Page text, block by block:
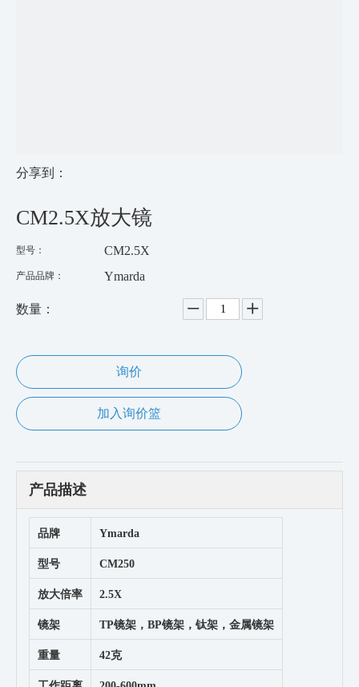
分享到：
CM2.5X放大镜
型号： CM2.5X
产品品牌： Ymarda
数量：
询价
加入询价篮
产品描述
品牌 Ymarda
型号 CM250
放大倍率 2.5X
镜架 TP镜架，BP镜架，钛架，金属镜架
重量 42克